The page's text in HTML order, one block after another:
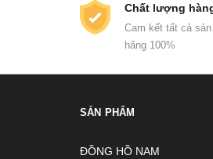
Chất lượng
Cam kết tất cả
hãng 100%
SẢN PHẨM
ĐỒNG HỒ NAM